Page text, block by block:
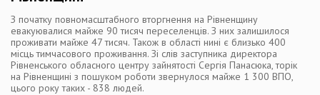
З початку повномасштабного вторгнення на Рівненщину
евакуювалися майже 90 тисяч переселенців. З них залишилося
проживати майже 47 тисяч. Також в області нині є близько 400
місць тимчасового проживання. Зі слів заступника директора
Рівненського обласного центру зайнятості Сергія Панасюка, торік
на Рівненщині з пошуком роботи звернулося майже 1 300 ВПО,
цього року таких - 838 людей.